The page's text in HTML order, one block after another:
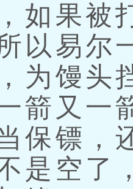
如果被
以易尔
为馒头
箭又一
保镖，
是空了